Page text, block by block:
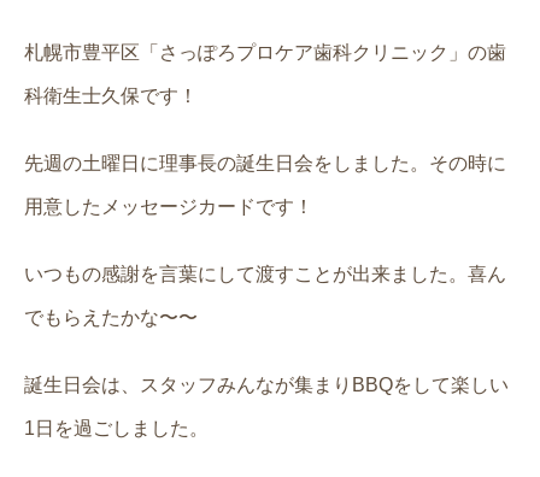
札幌市豊平区「さっぽろプロケア歯科クリニック」の歯
科衛生士久保です！
先週の土曜日に理事長の誕生日会をしました。その時に
用意したメッセージカードです！
いつもの感謝を言葉にして渡すことが出来ました。喜ん
でもらえたかな〜〜
誕生日会は、スタッフみんなが集まりBBQをして楽しい
1日を過ごしました。